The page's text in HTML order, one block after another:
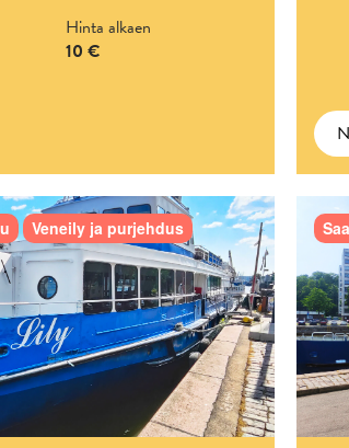
Hinta alkaen
10 €
Veneily ja purjehdus